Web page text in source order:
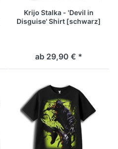
Krijo Stalka - 'Devil in
Disguise' Shirt [schwarz]
ab 29,90 € *